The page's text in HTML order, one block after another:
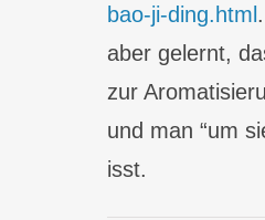
bao-ji-ding.html
aber gelernt,
zur
und man “um
isst.